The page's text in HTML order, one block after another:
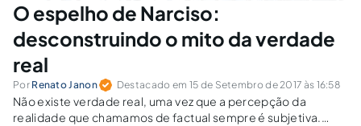
O espelho de Narciso:
desconstruindo o mito da verdade
real
Por Renato Janon Destacado em 15 de Setembro de 2017 às 16:58
Não existe verdade real, uma vez que a percepção da
realidade que chamamos de factual sempre é subjetiva.